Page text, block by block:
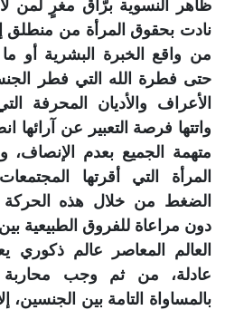
ظاهر النسوية برّاق مغرٍ لمن
نادت بحقوق المرأة من منطلق
من واقع الخبرة البشرية أو ما
حتى فطرة الله التي فطر
الأعراف والأديان المحرفة
واتتها فرصة التعبير عن
متهمة الجميع بعدم الإنصاف،
المرأة التي أقرتها
الضغط من خلال هذه الحركة
دون مراعاة للفروق الطبيعية
العالم المعاصر عالم ذكوري
عادلة، من ثم وجب محاربة
بالمساواة التامة بين الجنسين،